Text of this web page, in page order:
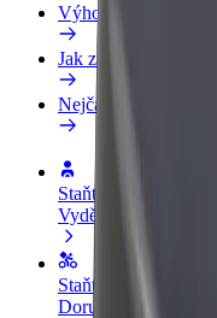
Výhody
Jak získat členství
Nejčastější otázky
Staňte se řidičem
Vydělávejte podle
Staňte se kurýrem
Doručujte jídlo a